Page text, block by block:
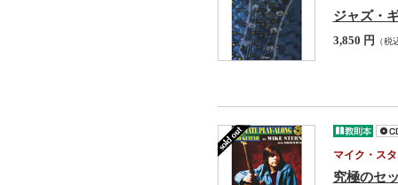
ジャズ・
3,850 円 （税
マイク・ス
究極のセ